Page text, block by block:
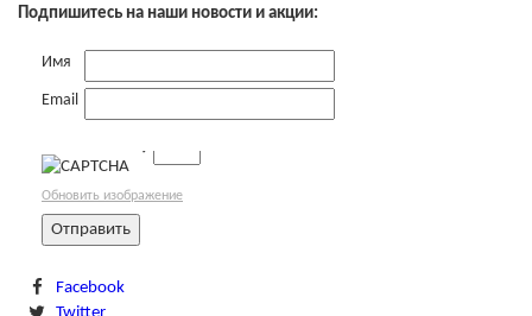
Подпишитесь на наши новости и акции:
Имя
Email
→
Обновить изображение
Facebook